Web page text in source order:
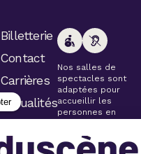
Billetterie
Contact
Carrières
Actualités
Nos salles de
spectacles sont
adaptées pour
accueillir les
personnes en
Veuillez
simplement aviser